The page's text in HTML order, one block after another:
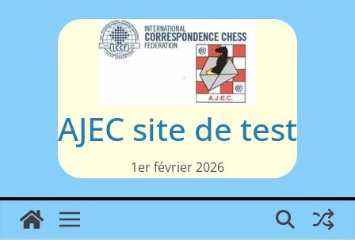
AJEC site de test
1er février 2026